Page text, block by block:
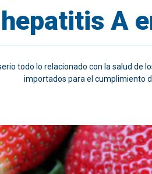
A
todo lo relacionado con la salud
importados para el cumplimiento